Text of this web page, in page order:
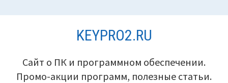
KEYPRO2.RU
Сайт о ПК и программном обеспечении.
Промо-акции программ, полезные статьи.